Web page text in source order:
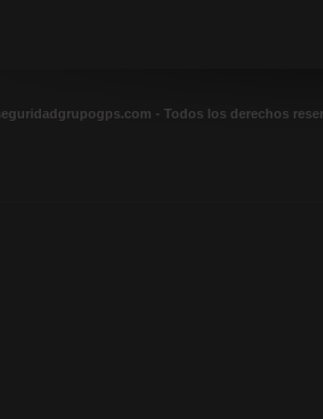
- Todos los derechos